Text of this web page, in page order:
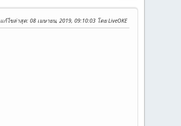
แก้ไขล่าสุด: 08 เมษายน, 2019, 09:10:03 โดย LiveOKE